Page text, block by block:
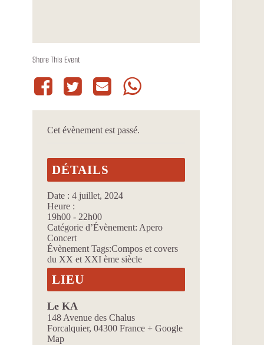
Share This Event
Cet évènement est passé.
DÉTAILS
Date : 4 juillet, 2024
Heure :
19h00 - 22h00
Catégorie d’Évènement: Apero
Concert
Évènement Tags:Compos et covers
du XX et XXI ème siècle
LIEU
Le KA
148 Avenue des Chalus
Forcalquier, 04300 France + Google
Map